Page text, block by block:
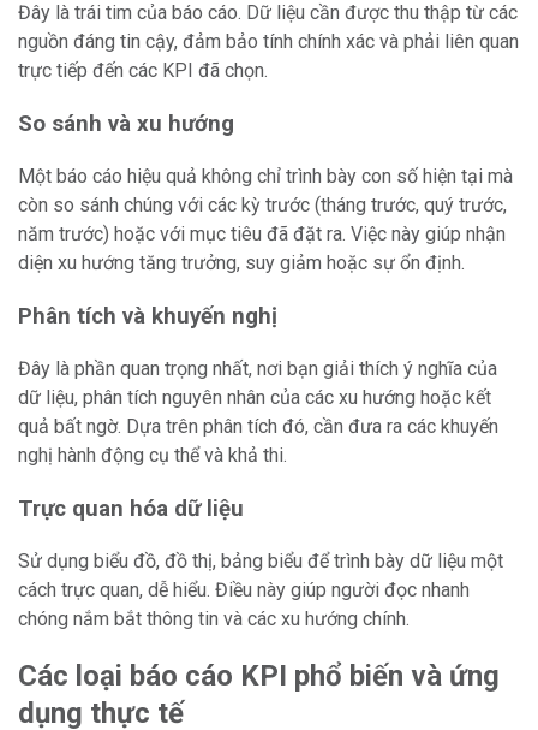
Đây là trái tim của báo cáo. Dữ liệu cần được thu thập từ các
nguồn đáng tin cậy, đảm bảo tính chính xác và phải liên quan
trực tiếp đến các KPI đã chọn.
So sánh và xu hướng
Một báo cáo hiệu quả không chỉ trình bày con số hiện tại mà
còn so sánh chúng với các kỳ trước (tháng trước, quý trước,
năm trước) hoặc với mục tiêu đã đặt ra. Việc này giúp nhận
diện xu hướng tăng trưởng, suy giảm hoặc sự ổn định.
Phân tích và khuyến nghị
Đây là phần quan trọng nhất, nơi bạn giải thích ý nghĩa của
dữ liệu, phân tích nguyên nhân của các xu hướng hoặc kết
quả bất ngờ. Dựa trên phân tích đó, cần đưa ra các khuyến
nghị hành động cụ thể và khả thi.
Trực quan hóa dữ liệu
Sử dụng biểu đồ, đồ thị, bảng biểu để trình bày dữ liệu một
cách trực quan, dễ hiểu. Điều này giúp người đọc nhanh
chóng nắm bắt thông tin và các xu hướng chính.
Các loại báo cáo KPI phổ biến và ứng
dụng thực tế